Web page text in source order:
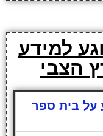
למידע
הצבי
בית ספר